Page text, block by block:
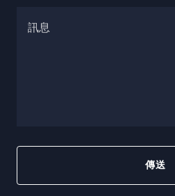
傳送